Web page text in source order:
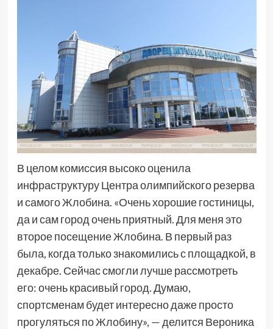
В целом комиссия высоко оценила
инфраструктуру Центра олимпийского резерва
и самого Жлобина. «Очень хорошие гостиницы,
да и сам город очень приятный. Для меня это
второе посещение Жлобина. В первый раз
была, когда только знакомились с площадкой, в
декабре. Сейчас смогли лучше рассмотреть
его: очень красивый город. Думаю,
спортсменам будет интересно даже просто
прогуляться по Жлобину», — делится Вероника